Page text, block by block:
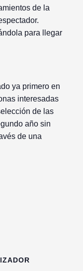
de la
para llegar
ya primero en
interesadas
de las
año sin
de una